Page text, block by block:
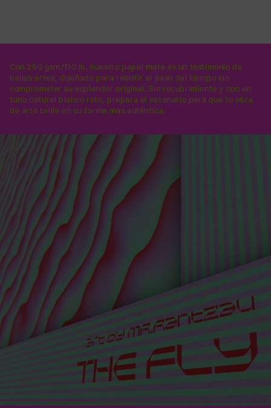
Con 250 gsm/110 lb, nuestro papel mate es un testimonio de
bellas artes, diseñado para resistir el paso del tiempo sin
comprometer su esplendor original. Sin recubrimiento y con un
tono natural blanco roto, prepara el escenario para que tu obra
de arte brille en su forma más auténtica.